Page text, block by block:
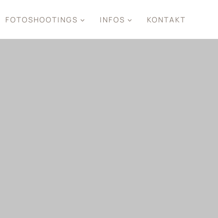
FOTOSHOOTINGS INFOS KONTAKT